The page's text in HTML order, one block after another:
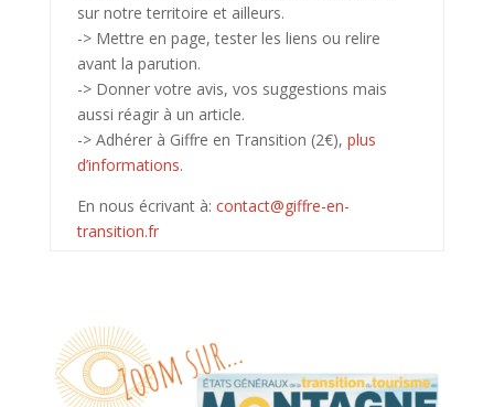
sur notre territoire et ailleurs.
-> Mettre en page, tester les liens ou relire
avant la parution.
-> Donner votre avis, vos suggestions mais
aussi réagir à un article.
-> Adhérer à Giffre en Transition (2€), plus
d’informations.
En nous écrivant à: contact@giffre-en-
transition.fr